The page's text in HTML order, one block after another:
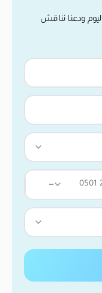
ودعنا نناقش
—